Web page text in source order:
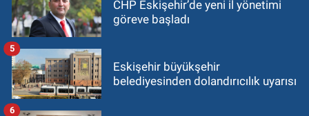
CHP Eskişehir’de yeni il yönetimi
göreve başladı
Eskişehir büyükşehir
belediyesinden dolandırıcılık uyarısı
5
6